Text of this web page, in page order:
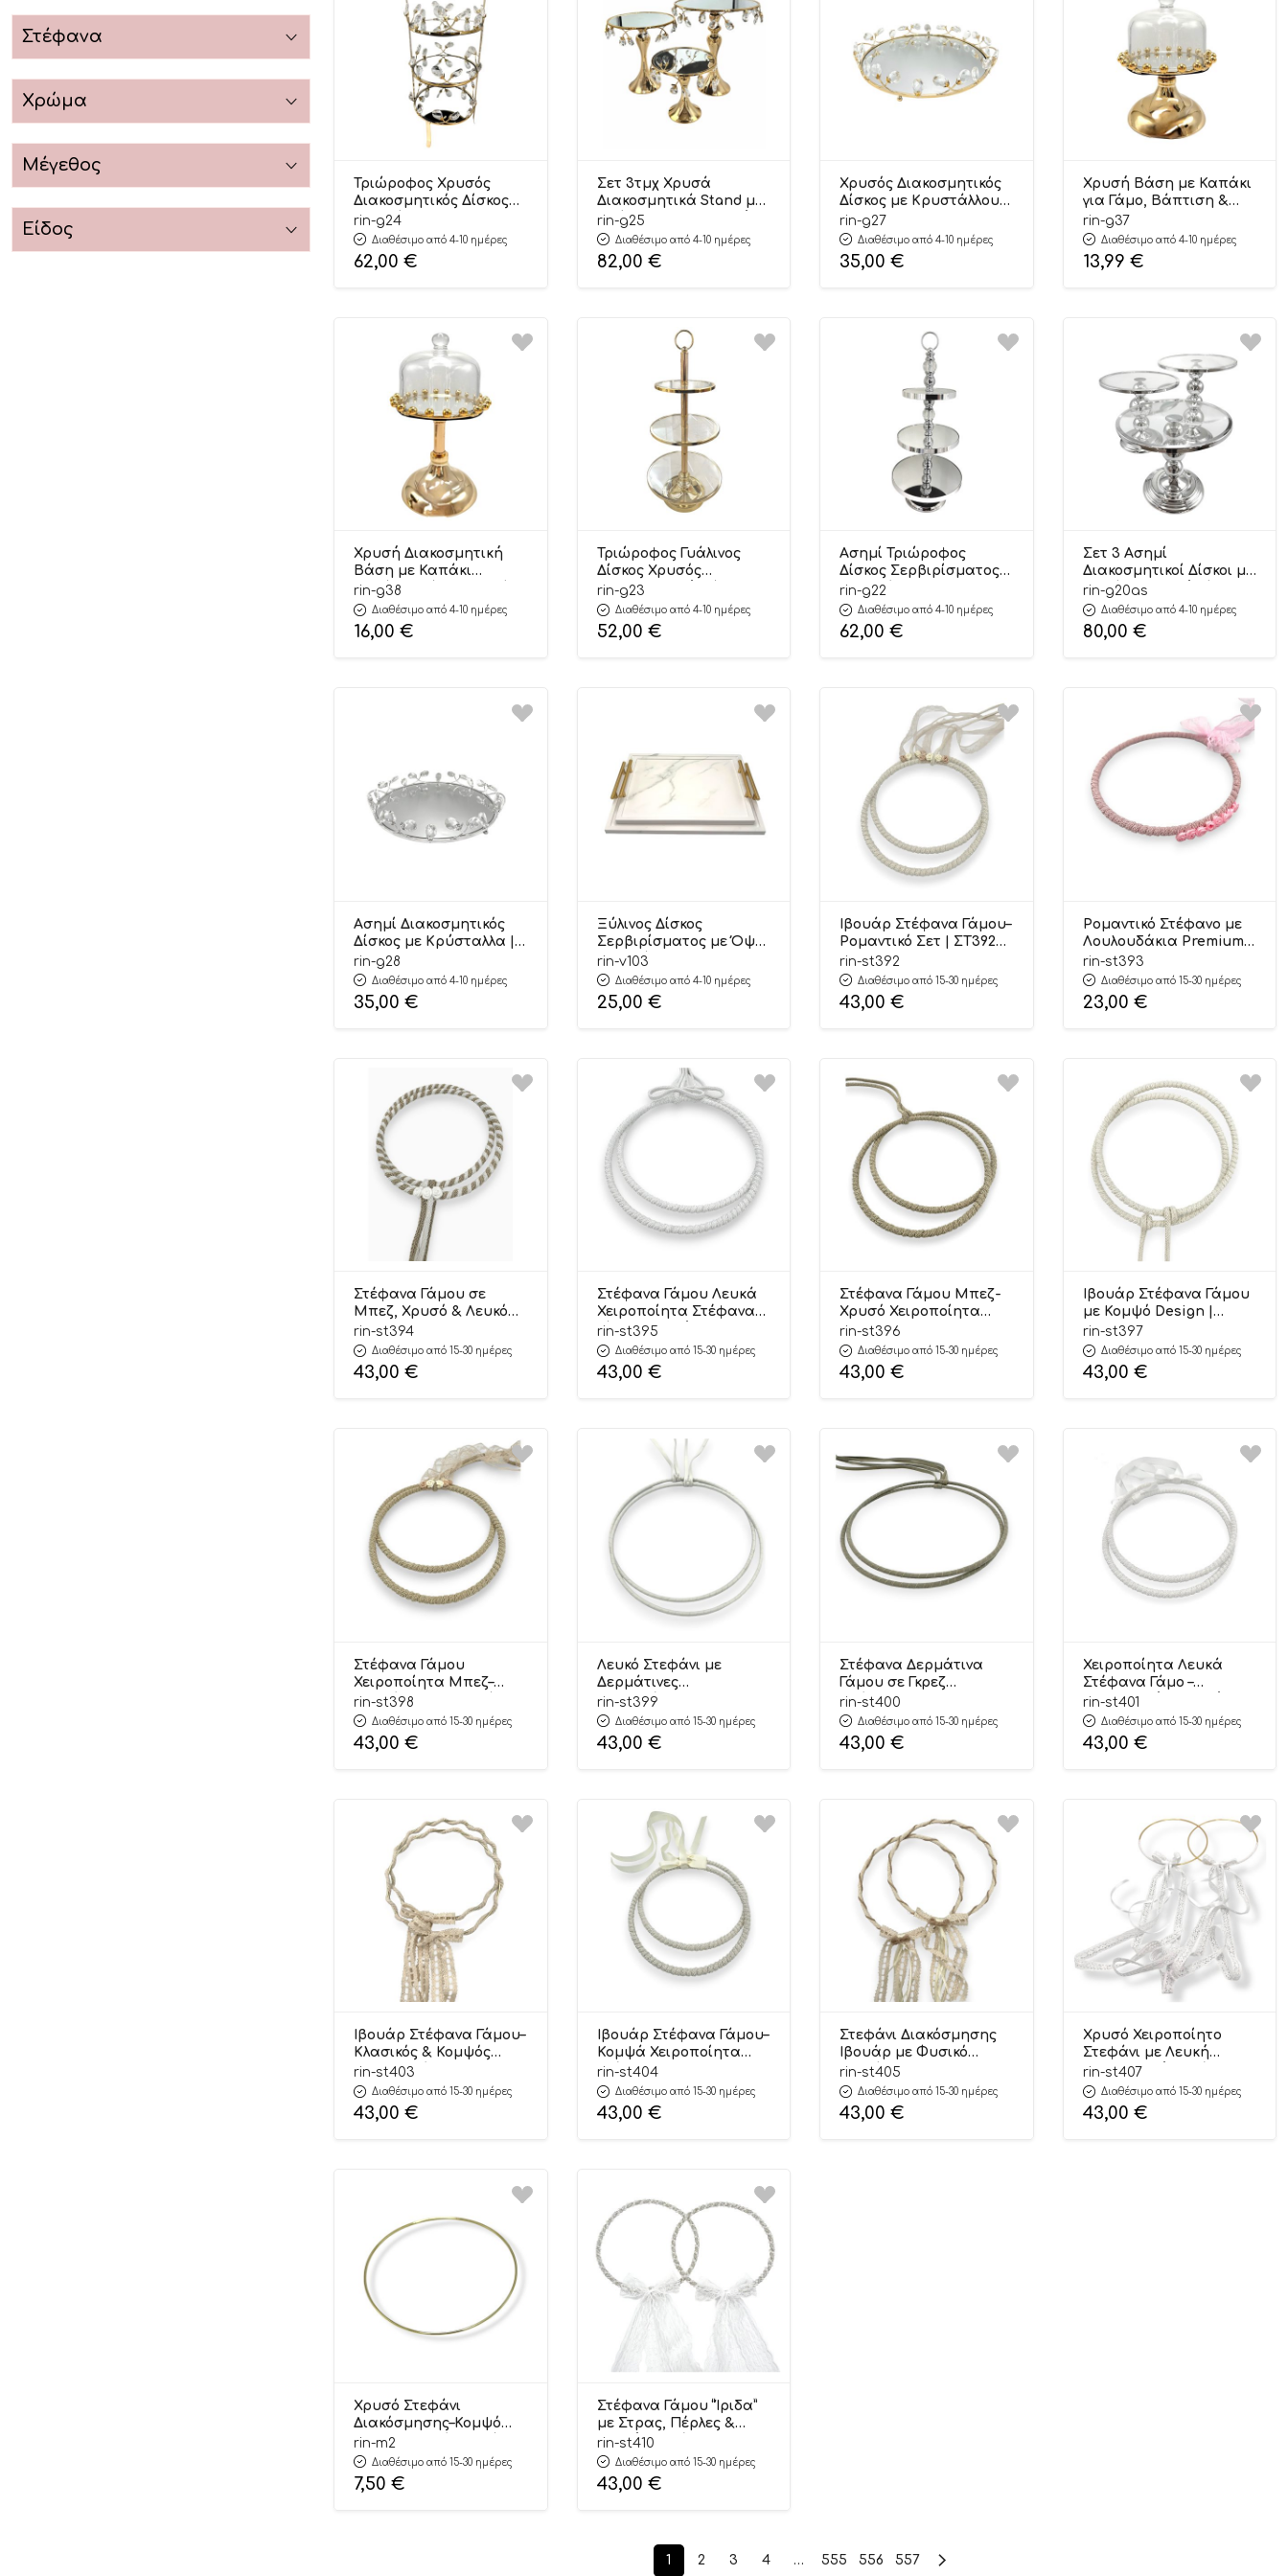
Στέφανα
Χρώμα
Μέγεθος
Είδος
Τριώροφος Χρυσός
Διακοσμητικός Δίσκος
με Κρύσταλλα Luxury
Decor 21x53cm | Γ24
Riniotis
rin-g24
Διαθέσιμο από 4-10 ημέρες
62,00 €
Σετ 3τμχ Χρυσά
Διακοσμητικά Stand με
Κρύσταλλα–Πολυτελής
Διακόσμηση | Γ25
Riniotis
rin-g25
Διαθέσιμο από 4-10 ημέρες
82,00 €
Χρυσός Διακοσμητικός
Δίσκος με Κρυστάλλους–
Elegant Luxury Decor
36×6,5cm | Γ27 Riniotis
rin-g27
Διαθέσιμο από 4-10 ημέρες
35,00 €
Χρυσή Βάση με Καπάκι
για Γάμο, Βάπτιση &
Candy Bar 15x18cm | Γ37
Riniotis
rin-g37
Διαθέσιμο από 4-10 ημέρες
13,99 €
Χρυσή Διακοσμητική
Βάση με Καπάκι
Μεγάλη Γυάλινο Δοχείο
Διακόσμησης 15x23cm |
Γ38 Riniotis
rin-g38
Διαθέσιμο από 4-10 ημέρες
16,00 €
Τριώροφος Γυάλινος
Δίσκος Χρυσός
Διακοσμητική Βάση
Σερβιρίσματος | Γ23
Riniotis
rin-g23
Διαθέσιμο από 4-10 ημέρες
52,00 €
Ασημί Τριώροφος
Δίσκος Σερβιρίσματος
& Διακόσμησης με
Καθρέφτη | Γ22 Riniotis
rin-g22
Διαθέσιμο από 4-10 ημέρες
62,00 €
Σετ 3 Ασημί
Διακοσμητικοί Δίσκοι με
Γυαλί–Πολυτελή Δίσκια
Διακόσμησης | Γ20ΑΣ
Riniotis
rin-g20as
Διαθέσιμο από 4-10 ημέρες
80,00 €
Ασημί Διακοσμητικός
Δίσκος με Κρύσταλλα |
Γ28 Riniotis
rin-g28
Διαθέσιμο από 4-10 ημέρες
35,00 €
Ξύλινος Δίσκος
Σερβιρίσματος με Όψη
Μαρμάρου Σετ 2
Τεμαχίων (40x30cm) &
(35x25cm) | Β103 Riniotis
rin-v103
Διαθέσιμο από 4-10 ημέρες
25,00 €
Ιβουάρ Στέφανα Γάμου–
Ρομαντικό Σετ | ΣΤ392
Riniotis
rin-st392
Διαθέσιμο από 15-30 ημέρες
43,00 €
Ρομαντικό Στέφανο με
Λουλουδάκια Premium
Collection | ΣΤ393
Riniotis
rin-st393
Διαθέσιμο από 15-30 ημέρες
23,00 €
Στέφανα Γάμου σε
Μπεζ, Χρυσό & Λευκό
Premium Collection |
ΣΤ394 Riniotis
rin-st394
Διαθέσιμο από 15-30 ημέρες
43,00 €
Στέφανα Γάμου Λευκά
Χειροποίητα Στέφανα
Γάμου Υψηλής
Αισθητικής | ΣΤ395
Riniotis
rin-st395
Διαθέσιμο από 15-30 ημέρες
43,00 €
Στέφανα Γάμου Μπεζ-
Χρυσό Χειροποίητα
Luxury Wedding
Collection | ΣΤ396
Riniotis
rin-st396
Διαθέσιμο από 15-30 ημέρες
43,00 €
Ιβουάρ Στέφανα Γάμου
με Κομψό Design |
ΣΤ397 Riniotis
rin-st397
Διαθέσιμο από 15-30 ημέρες
43,00 €
Στέφανα Γάμου
Χειροποίητα Μπεζ–
Χρυσό με Λουλουδάκια
και Δαντέλα | ΣΤ398
Riniotis
rin-st398
Διαθέσιμο από 15-30 ημέρες
43,00 €
Λευκό Στεφάνι με
Δερμάτινες
Λεπτομέρειες και
Πέρλες | ΣΤ399 Riniotis
rin-st399
Διαθέσιμο από 15-30 ημέρες
43,00 €
Στέφανα Δερμάτινα
Γάμου σε Γκρεζ
Απόχρωση–Elegant
Design | ΣΤ400 Riniotis
rin-st400
Διαθέσιμο από 15-30 ημέρες
43,00 €
Χειροποίητα Λευκά
Στέφανα Γάμο –
Διαχρονική Επιλογή |
ΣΤ401 Riniotis
rin-st401
Διαθέσιμο από 15-30 ημέρες
43,00 €
Ιβουάρ Στέφανα Γάμου–
Κλασικός & Κομψός
Σχεδιασμός | ΣΤ403
Riniotis
rin-st403
Διαθέσιμο από 15-30 ημέρες
43,00 €
Ιβουάρ Στέφανα Γάμου–
Κομψά Χειροποίητα
Στέφανα | ΣΤ404
Riniotis
rin-st404
Διαθέσιμο από 15-30 ημέρες
43,00 €
Στεφάνι Διακόσμησης
Ιβουάρ με Φυσικό
Σχοινί–Elegant &
Vintage Στολισμός |
ΣΤ405 Riniotis
rin-st405
Διαθέσιμο από 15-30 ημέρες
43,00 €
Χρυσό Χειροποίητο
Στεφάνι με Λευκή
Βαμβακερή Σατέν
Κορδέλα–Διακοσμητικό
Στολισμού | ΣΤ407
Riniotis
rin-st407
Διαθέσιμο από 15-30 ημέρες
43,00 €
Χρυσό Στεφάνι
Διακόσμησης–Κομψό
Διακοσμητικό Στεφάνι
για Γάμο & Εκδηλώσεις
19cm Μ2 | Riniotis
rin-m2
Διαθέσιμο από 15-30 ημέρες
7,50 €
Στέφανα Γάμου “Ίριδα”
με Στρας, Πέρλες &
Λευκή Δαντέλα
Χειροποίητα Στέφανα |
ΣΤ410 Riniotis
rin-st410
Διαθέσιμο από 15-30 ημέρες
43,00 €
1 2 3 4 … 555 556 557